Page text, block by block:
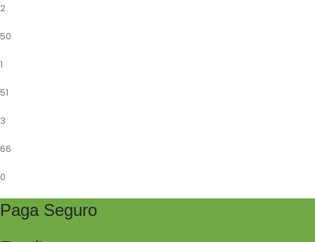
2
50
1
51
3
66
0
Paga Seguro